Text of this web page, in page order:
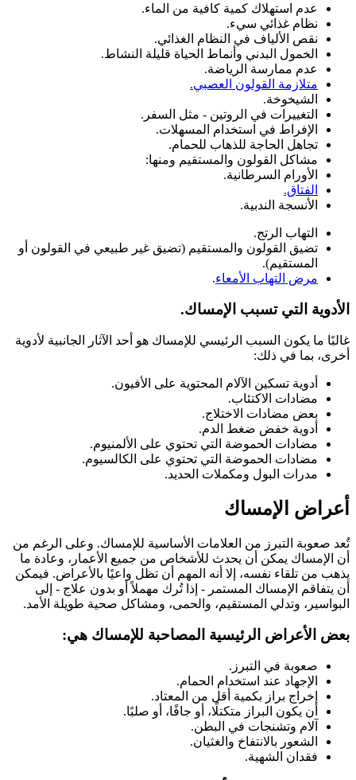
عدم استهلاك كمية كافية من الماء.
نظام غذائي سيء.
نقص الألياف في النظام الغذائي.
الخمول البدني وأنماط الحياة قليلة النشاط.
عدم ممارسة الرياضة.
متلازمة القولون العصبي.
الشيخوخة.
التغييرات في الروتين - مثل السفر.
الإفراط في استخدام المسهلات.
تجاهل الحاجة للذهاب للحمام.
مشاكل القولون والمستقيم ومنها:
الأورام السرطانية.
الفتاق.
الأنسجة الندبية.
التهاب الرتج.
تضيق القولون والمستقيم (تضيق غير طبيعي في القولون أو
المستقيم).
مرض التهاب الأمعاء.
الأدوية التي تسبب الإمساك.
غالبًا ما يكون السبب الرئيسي للإمساك هو أحد الآثار الجانبية لأدوية
أخرى، بما في ذلك:
أدوية تسكين الآلام المحتوية على الأفيون.
مضادات الاكتئاب.
بعض مضادات الاختلاج.
أدوية خفض ضغط الدم.
مضادات الحموضة التي تحتوي على الألمنيوم.
مضادات الحموضة التي تحتوي على الكالسيوم.
مدرات البول ومكملات الحديد.
أعراض الإمساك
تُعد صعوبة التبرز من العلامات الأساسية للإمساك. وعلى الرغم من
أن الإمساك يمكن أن يحدث للأشخاص من جميع الأعمار، وعادة ما
يذهب من تلقاء نفسه، إلا أنه المهم أن تظل واعيًا بالأعراض. فيمكن
أن يتفاقم الإمساك المستمر - إذا تُرك مهملاً أو بدون علاج - إلى
البواسير، وتدلي المستقيم، والحمى، ومشاكل صحية طويلة الأمد.
بعض الأعراض الرئيسية المصاحبة للإمساك هي:
صعوبة في التبرز.
الإجهاد عند استخدام الحمام.
إخراج براز بكمية أقل من المعتاد.
أن يكون البراز متكتلًا، أو جافًا، أو صلبًا.
آلام وتشنجات في البطن.
الشعور بالانتفاخ والغثيان.
فقدان الشهية.